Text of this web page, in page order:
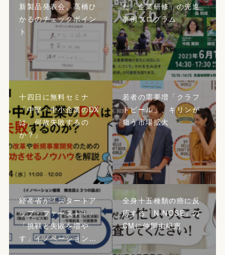
新製品発表会、髙橋ひ
かるのチェックポイン
ト
た「企業研修」の先進
事例プログラム
十四日に無料セミナ
『中堅・中小企業のDX
は、何故失敗するの
か？』
若者の需要増「クラフ
トビール」、キリンが
狙う市場拡大
経産省が「スタートア
ップ・ファースト！」
「挑戦と失敗を増や
す」イノベーション…
全身十五種類の癌に反
応する『N-NOSE』の
CMに仲間由紀恵